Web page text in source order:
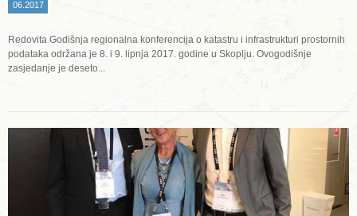
06.2017
Redovita Godišnja regionalna konferencija o katastru i infrastrukturi prostornih
podataka održana je 8. i 9. lipnja 2017. godine u Skoplju. Ovogodišnje
zasjedanje je deseto...